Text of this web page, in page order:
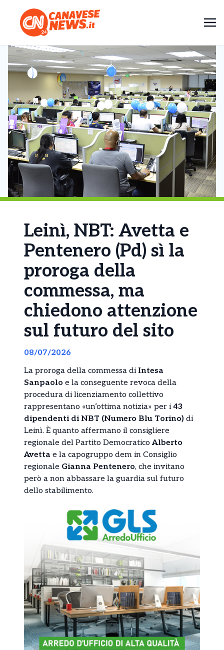
Leinì, NBT: Avetta e
Pentenero (Pd) sì la
proroga della
commessa, ma
chiedono attenzione
sul futuro del sito
08/07/2026
La proroga della commessa di Intesa
Sanpaolo e la conseguente revoca della
procedura di licenziamento collettivo
rappresentano «un’ottima notizia» per i 43
dipendenti di NBT (Numero Blu Torino) di
Leinì. È quanto affermano il consigliere
regionale del Partito Democratico Alberto
Avetta e la capogruppo dem in Consiglio
regionale Gianna Pentenero, che invitano
però a non abbassare la guardia sul futuro
dello stabilimento.